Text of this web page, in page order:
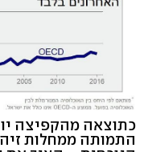
כתוצאה מהקפיצה
התמותה ממחלות